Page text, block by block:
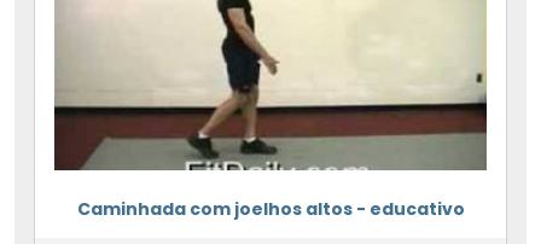
Caminhada com joelhos altos - educativo